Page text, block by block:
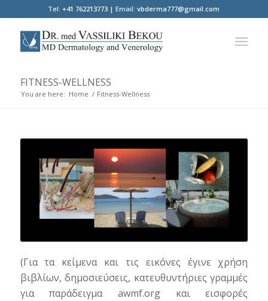
Tel: +41 762213773 |Email: vbderma777@gmail.com
FITNESS-WELLNESS
You are here: Home / Fitness-Wellness
(Για τα κείμενα και τις εικόνες έγινε χρήση
βιβλίων, δημοσιεύσεις, κατευθυντήριες γραμμές
για παράδειγμα awmf.org και εισφορές